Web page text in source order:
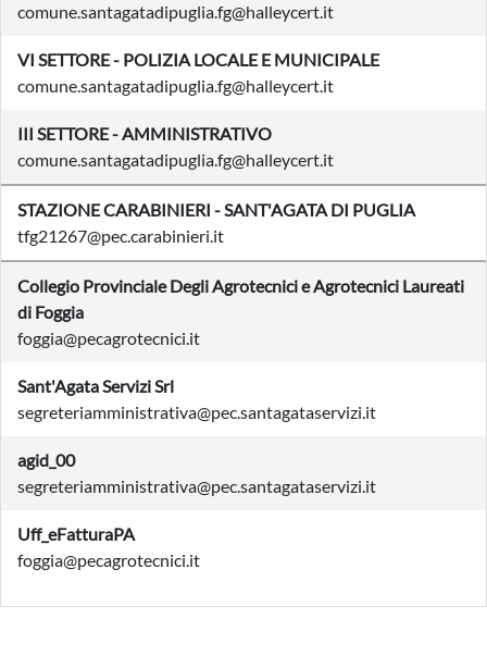
comune.santagatadipuglia.fg@halleycert.it
VI SETTORE - POLIZIA LOCALE E MUNICIPALE
comune.santagatadipuglia.fg@halleycert.it
III SETTORE - AMMINISTRATIVO
comune.santagatadipuglia.fg@halleycert.it
STAZIONE CARABINIERI - SANT'AGATA DI PUGLIA
tfg21267@pec.carabinieri.it
Collegio Provinciale Degli Agrotecnici e Agrotecnici Laureati
di Foggia
foggia@pecagrotecnici.it
Sant'Agata Servizi Srl
segreteriamministrativa@pec.santagataservizi.it
agid_00
segreteriamministrativa@pec.santagataservizi.it
Uff_eFatturaPA
foggia@pecagrotecnici.it